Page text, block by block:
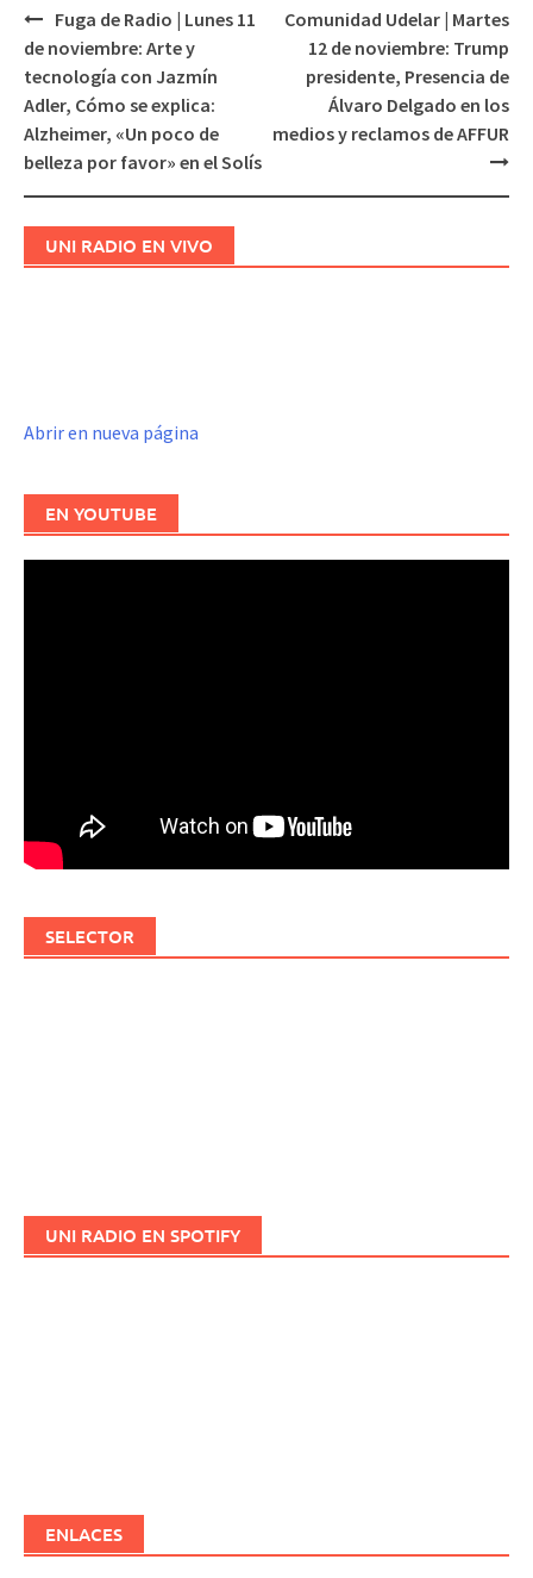
Navegación
de
entradas
Fuga de Radio | Lunes 11
de noviembre: Arte y
tecnología con Jazmín
Adler, Cómo se explica:
Alzheimer, «Un poco de
belleza por favor» en el Solís
Comunidad Udelar | Martes
12 de noviembre: Trump
presidente, Presencia de
Álvaro Delgado en los
medios y reclamos de AFFUR
UNI RADIO EN VIVO
Abrir en nueva página
EN YOUTUBE
SELECTOR
UNI RADIO EN SPOTIFY
ENLACES